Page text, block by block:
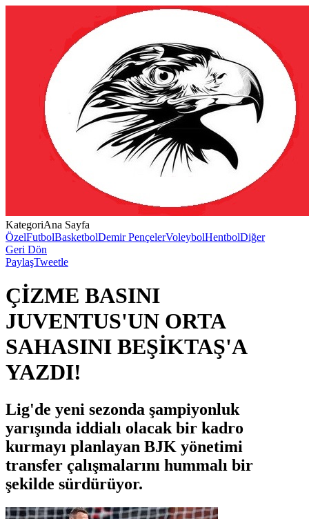
KategoriAna Sayfa
ÖzelFutbolBasketbolDemir PençelerVoleybolHentbolDiğer
Geri Dön
PaylaşTweetle
ÇİZME BASINI
JUVENTUS'UN ORTA
SAHASINI BEŞİKTAŞ'A
YAZDI!
Lig'de yeni sezonda şampiyonluk
yarışında iddialı olacak bir kadro
kurmayı planlayan BJK yönetimi
transfer çalışmalarını hummalı bir
şekilde sürdürüyor.